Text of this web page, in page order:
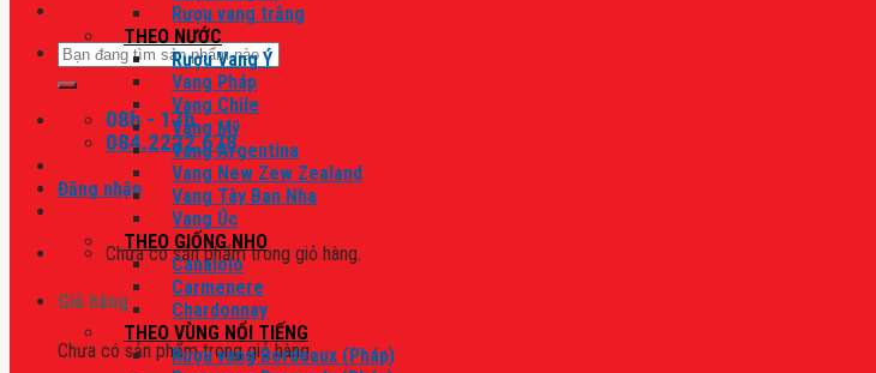
Tìm
kiếm:
08h - 17h
084.2222.678
Đăng nhập
Chưa có sản phẩm trong giỏ hàng.
Giỏ hàng
Chưa có sản phẩm trong giỏ hàng.
Rượu vang trắng
THEO NƯỚC
Rượu Vang Ý
Vang Pháp
Vang Chile
Vang Mỹ
Vang Argentina
Vang New Zew Zealand
Vang Tây Ban Nha
Vang Úc
THEO GIỐNG NHO
Canaiolo
Carmenere
Chardonnay
THEO VÙNG NỔI TIẾNG
Rượu vang Bordeaux (Pháp)